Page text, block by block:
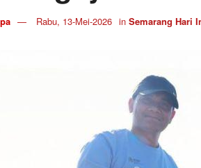
Rabu, 13-Mei-2026 in Semarang Hari